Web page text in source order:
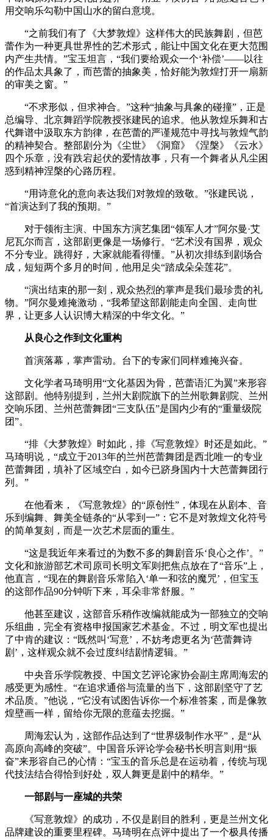
用交响乐勾勒中国山水的留白意境。
“之前我们有了《大梦敦煌》这样伟大的民族舞剧，但芭
蕾作为一种更具世界性的艺术形式，能让中国文化在更大范围
内产生共情。”宝玉坦言，“我们要给观众一个‘补偿’——以往
的作品太具象了，而芭蕾的抽象美，恰好能为敦煌打开一扇新
的审美之窗。”
“不求形似，但求神合。”这种“抽象与具象的碰撞”，正是
总编导、北京舞蹈学院教授张建民的追求。他从敦煌乐舞和古
代舞谱中汲取东方韵律，在芭蕾的严谨规范中寻找与敦煌气韵
的精神契合。整部剧分为《尘世》《洞窟》《涅槃》《云水》
四个乐章，没有跌宕起伏的爱情故事，只有一个舞者从凡尘困
惑到精神涅槃的心路历程。
“用诗意化的意向表达我们对敦煌的致敬。”张建民说，
“首演达到了我的预期。”
对于领衔主演、中国东方演艺集团“领军人才”阿尔曼·艾
尼瓦尔而言，这部剧更像是一场修行。“艺术没有国界，观众
不分专业。跳得好，大家就能看得懂。”从初次排练到剧场合
成，短短两个多月的时间，他用足尖“踏成朵朵莲花”。
“演出结束的那一刻，观众热烈的掌声是我们最珍贵的礼
物。”阿尔曼难掩激动，“我希望这部剧能走向全国、走向世
界，让更多人认识博大精深的中华文化。”
从良心之作到文化重构
首演落幕，掌声雷动。台下的专家们同样难掩兴奋。
文化学者马琦明用“文化基因为骨，芭蕾语汇为翼”来形容
这部剧。他特别提到，兰州大剧院旗下的兰州歌舞剧院、兰州
交响乐团、兰州芭蕾舞团“三支队伍”是国内少有的“重量级院
团”。
“排《大梦敦煌》时如此，排《写意敦煌》时还是如此。”
马琦明说，“成立于2013年的兰州芭蕾舞团是西北唯一的专业
芭蕾舞团，填补了区域空白，如今已跻身国内十大芭蕾舞团行
列。”
在他看来，《写意敦煌》的“原创性”，体现在从剧本、音
乐到编舞、舞美全链条的“从零到一”：它不是对敦煌文化符号
的简单复刻，而是一次艺术层面的重生。
“这是我近年来看过的为数不多的舞剧音乐‘良心之作’。”
文化和旅游部艺术司原司长明文军则把焦点放在了“音乐”上，
他直言，“现在的舞剧音乐常陷入‘单一和弦的魔咒’，但宝玉
的这部作品90分钟听下来，耳朵非常舒服。”
他甚至建议，这部音乐稍作改编就能成为一部独立的交响
乐组曲，完全有资格申报国家艺术基金。不过，明文军也提出
了中肯的建议：“既然叫‘写意’，不妨考虑更名为‘芭蕾舞诗
剧’，这样观众就不会过度纠结剧情逻辑。”
中央音乐学院教授、中国文艺评论家协会副主席周海宏的
感受更为感性。“在追求通俗与流量的当下，这部剧坚守了艺
术品质。”他说，“它没有试图告诉你一个标准答案，而是像敦
煌壁画一样，留给你无限的意蕴去挖掘。”
周海宏认为，这部作品达到了“世界级制作水平”，是“从
高原向高峰的突破”。中国音乐评论学会秘书长明言则用“振
奋”来形容自己的心情：“宝玉的音乐总是在运动着，传统与现
代技法结合得恰到好处，双人舞更是剧中的精华。”
一部剧与一座城的共荣
《写意敦煌》的成功，不仅是剧目的胜利，更是兰州文化
品牌建设的重要里程碑。马琦明在点评中提出了一个极具传播